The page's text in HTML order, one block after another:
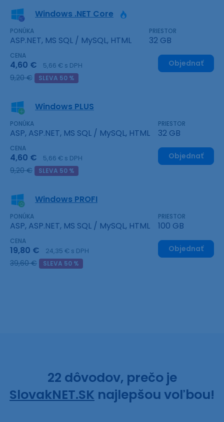
Windows .NET Core
PONÚKA
ASP.NET, MS SQL / MySQL, HTML
PRIESTOR
32 GB
CENA
4,60 € 5,66 € s DPH
9,20 € SLEVA 50 %
Objednať
Windows PLUS
PONÚKA
ASP, ASP.NET, MS SQL / MySQL, HTML
PRIESTOR
32 GB
CENA
4,60 € 5,66 € s DPH
9,20 € SLEVA 50 %
Objednať
Windows PROFI
PONÚKA
ASP, ASP.NET, MS SQL / MySQL, HTML
PRIESTOR
100 GB
CENA
19,80 € 24,35 € s DPH
39,60 € SLEVA 50 %
Objednať
22 dôvodov, prečo je
SlovakNET.SK najlepšou voľbou!